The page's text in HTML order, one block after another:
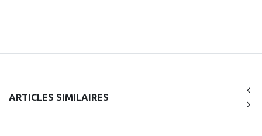
ARTICLES SIMILAIRES